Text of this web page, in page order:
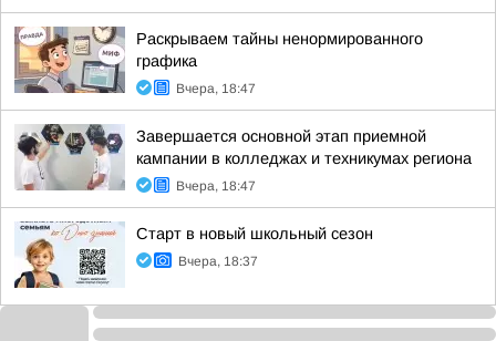
Раскрываем тайны ненормированного
графика
Вчера, 18:47
Завершается основной этап приемной
кампании в колледжах и техникумах региона
Вчера, 18:47
Старт в новый школьный сезон
Вчера, 18:37